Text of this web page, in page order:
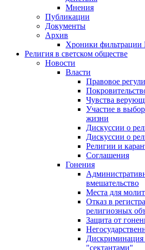
Мнения
Публикации
Документы
Архив
Хроники фильтрации
Религия в светском обществе
Новости
Власти
Правовое
Чувства
Участие в
жизни
Дискуссии о
Дискуссии о
Религии и
Соглашения
Гонения
вмешательство
Места для
Отказ в
религиозных
Защита от
Дискриминация
"сектантами"